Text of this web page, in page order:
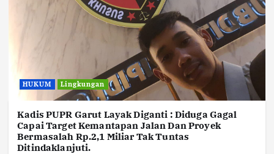
HUKUM Lingkungan
Kadis PUPR Garut Layak Diganti : Diduga Gagal
Capai Target Kemantapan Jalan Dan Proyek
Bermasalah Rp.2,1 Miliar Tak Tuntas
Ditindaklanjuti.